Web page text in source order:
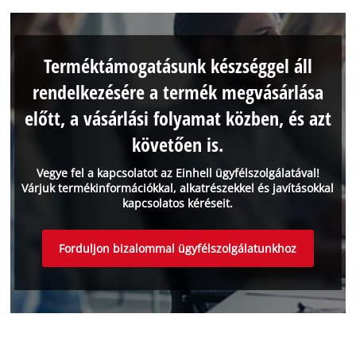
Vegye fel a kapcsolatot az Einhell ügyfélszolgálatával!
Várjuk termékinformációkkal, alkatrészekkel és javításokkal
kapcsolatos kéréseit.
Terméktámogatásunk készséggel áll
rendelkezésére a termék megvásárlása
előtt, a vásárlási folyamat közben, és azt
követően is.
Forduljon bizalommal ügyfélszolgálatunkhoz